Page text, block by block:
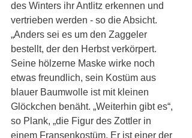
des Winters ihr Antlitz erkennen und
vertrieben werden - so die Absicht.
„Anders sei es um den Zaggeler
bestellt, der den Herbst verkörpert.
Seine hölzerne Maske wirke noch
etwas freundlich, sein Kostüm aus
blauer Baumwolle ist mit kleinen
Glöckchen benäht. „Weiterhin gibt es“,
so Plank, „die Figur des Zottler in
einem Fransenkostüm. Er ist einer der